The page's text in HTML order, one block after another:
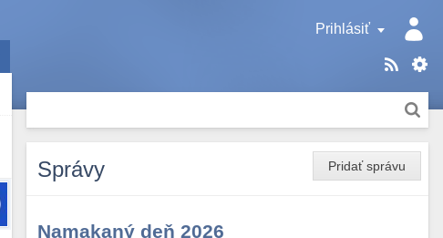
Prihlásiť
Pridať správu
Správy
Namakaný deň 2026